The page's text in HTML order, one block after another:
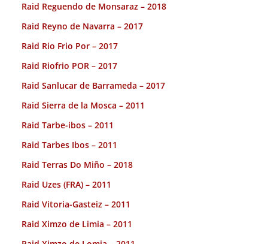
Raid Reguendo de Monsaraz – 2018
Raid Reyno de Navarra – 2017
Raid Rio Frio Por – 2017
Raid Riofrio POR – 2017
Raid Sanlucar de Barrameda – 2017
Raid Sierra de la Mosca – 2011
Raid Tarbe-ibos – 2011
Raid Tarbes Ibos – 2011
Raid Terras Do Miño – 2018
Raid Uzes (FRA) – 2011
Raid Vitoria-Gasteiz – 2011
Raid Ximzo de Limia – 2011